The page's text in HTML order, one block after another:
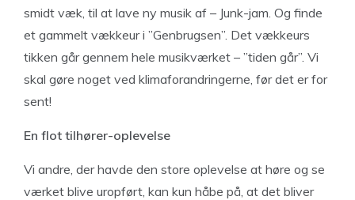
smidt væk, til at lave ny musik af – Junk-jam. Og finde
et gammelt vækkeur i ”Genbrugsen”. Det vækkeurs
tikken går gennem hele musikværket – ”tiden går”. Vi
skal gøre noget ved klimaforandringerne, før det er for
sent!
En flot tilhører-oplevelse
Vi andre, der havde den store oplevelse at høre og se
værket blive uropført, kan kun håbe på, at det bliver